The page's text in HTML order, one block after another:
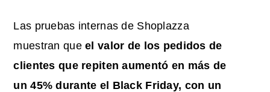
Las pruebas internas de Shoplazza
muestran queel valor de los pedidos de
clientes que repiten aumentó en más de
un 45% durante el Black Friday, con un